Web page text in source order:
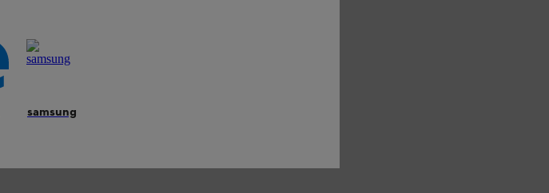
samsung